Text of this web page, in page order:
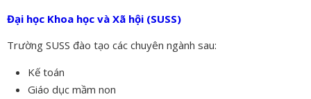
Đại học Khoa học và Xã hội (SUSS)
Trường SUSS đào tạo các chuyên ngành sau:
Kế toán
Giáo dục mầm non